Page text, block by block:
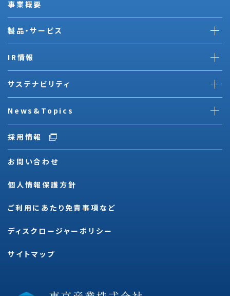
事業概要
製品・サービス
IR情報
サステナビリティ
News&Topics
採用情報
お問い合わせ
個人情報保護方針
ご利用にあたり免責事項など
ディスクロージャーポリシー
サイトマップ